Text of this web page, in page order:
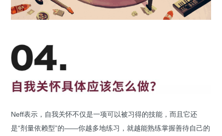
Neff表示，自我关怀不仅是一项可以被习得的技能，而且它还
是“剂量依赖型”的——你越多地练习，就越能熟练掌握善待自己的